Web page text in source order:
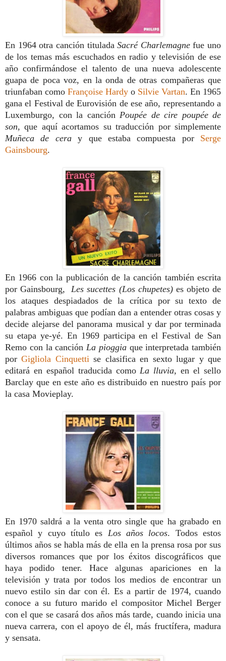
En 1964 otra canción tituladaSacré Charlemagnefue uno
de los temas más escuchados en radio y televisión de ese
año confirmándose el talento de una nueva adolescente
guapa de poca voz, en la onda de otras compañeras que
triunfaban como Françoise Hardy o Silvie Vartan. En 1965
gana el Festival de Eurovisión de ese año, representando a
Luxemburgo, con la canción Poupée de cire poupée de
son,que aquí acortamos su traducción por simplemente
Muñeca de ceray que estaba compuesta por Serge
Gainsbourg.
En 1966 con la publicación de la canción también escrita
por Gainsbourg,Les sucettes (Los chupetes) es objeto de
los ataques despiadados de la crítica por su texto de
palabras ambiguas que podían dan a entender otras cosas y
decide alejarse del panorama musical y dar por terminada
su etapa ye-yé. En 1969 participa en el Festival de San
Remo con la canción La pioggia que interpretada también
porGigliola Cinquettise clasifica en sexto lugar y que
editará en español traducida comoLa lluvia,en el sello
Barclay que en este año es distribuido en nuestro país por
la casa Movieplay.
En 1970 saldrá a la venta otro single que ha grabado en
español y cuyo título es Los años locos. Todos estos
últimos años se habla más de ella en la prensa rosa por sus
diversos romances que por los éxitos discográficos que
haya podido tener. Hace algunas apariciones en la
televisión y trata por todos los medios de encontrar un
nuevo estilo sin dar con él. Es a partir de 1974, cuando
conoce a su futuro marido el compositor Michel Berger
con el que se casará dos años más tarde, cuando inicia una
nueva carrera, con el apoyo de él, más fructífera, madura
y sensata.